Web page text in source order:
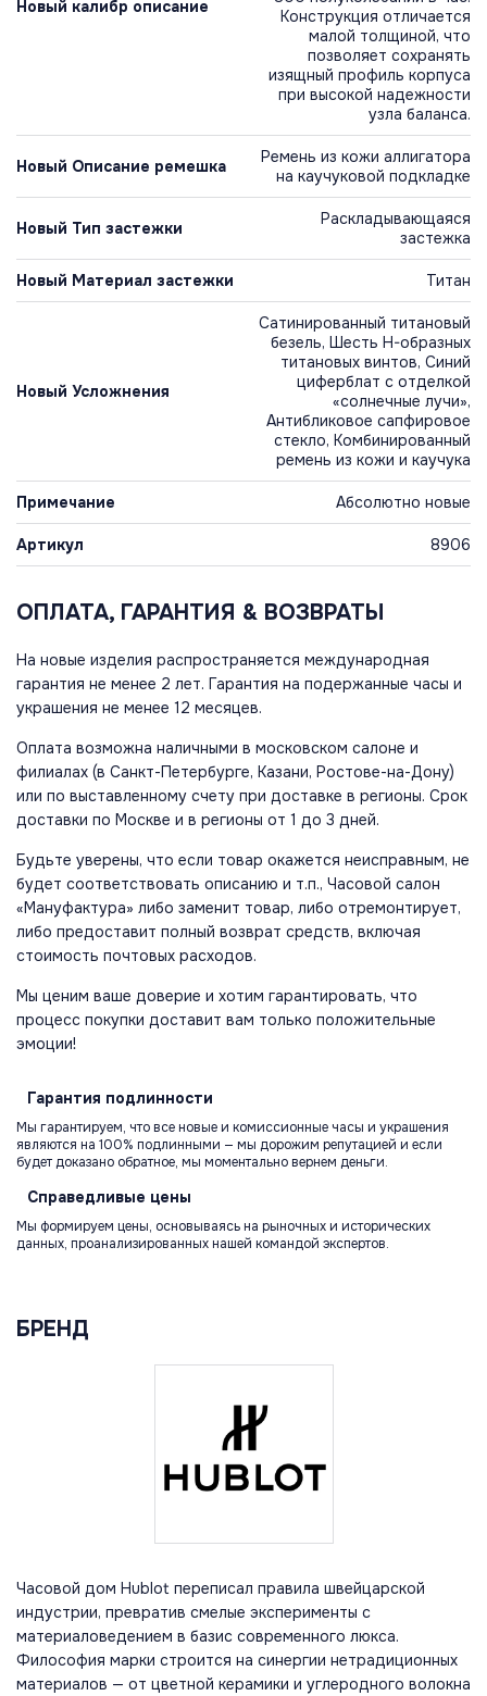
Новый калибр описание
Конструкция отличается
малой толщиной, что
позволяет сохранять
изящный профиль корпуса
при высокой надежности
узла баланса.
Новый Описание ремешка
Ремень из кожи аллигатора
на каучуковой подкладке
Новый Тип застежки
Раскладывающаяся
застежка
Новый Материал застежки Титан
Новый Усложнения
Сатинированный титановый
безель, Шесть H-образных
титановых винтов, Синий
циферблат с отделкой
«солнечные лучи»,
Антибликовое сапфировое
стекло, Комбинированный
ремень из кожи и каучука
Примечание Абсолютно новые
Артикул 8906
ОПЛАТА, ГАРАНТИЯ & ВОЗВРАТЫ
На новые изделия распространяется международная
гарантия не менее 2 лет. Гарантия на подержанные часы и
украшения не менее 12 месяцев.
Оплата возможна наличными в московском салоне и
филиалах (в Санкт-Петербурге, Казани, Ростове-на-Дону)
или по выставленному счету при доставке в регионы. Срок
доставки по Москве и в регионы от 1 до 3 дней.
Будьте уверены, что если товар окажется неисправным, не
будет соответствовать описанию и т.п., Часовой салон
«Мануфактура» либо заменит товар, либо отремонтирует,
либо предоставит полный возврат средств, включая
стоимость почтовых расходов.
Мы ценим ваше доверие и хотим гарантировать, что
процесс покупки доставит вам только положительные
эмоции!
Гарантия подлинности
Мы гарантируем, что все новые и комиссионные часы и украшения
являются на 100% подлинными — мы дорожим репутацией и если
будет доказано обратное, мы моментально вернем деньги.
Справедливые цены
Мы формируем цены, основываясь на рыночных и исторических
данных, проанализированных нашей командой экспертов.
БРЕНД
Часовой дом Hublot переписал правила швейцарской
индустрии, превратив смелые эксперименты с
материаловедением в базис современного люкса.
Философия марки строится на синергии нетрадиционных
материалов — от цветной керамики и углеродного волокна